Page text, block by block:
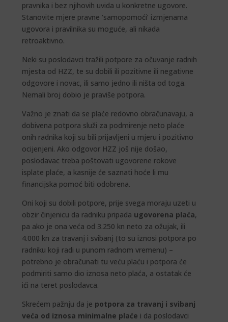
pravnika i bez njihovih uvida u konkretne ugovore.
Stanovite mjere pravne ‘samopomoći’ izmjenama
ugovora i pravilnika su moguće, ali nikada
retroaktivno.
Neki su poslodavci tražili potpore za očuvanje radnih
mjesta od HZZ, te su dobili ili pozitivne ili negativne
odgovore i novac, ili samo jedno ili ništa od toga.
Nemali broj dobio je praviše potpora.
Važno je znati da se plaće redovno obračunavaju, a
dobivena potpora služi za podmirenje neto plaće
onih radnika koji su bili prijavljeni u mjeru i pozitivno
ocijenjeni. Ako odgovor HZZ još nije došao,
poslodavac treba poštovati ugovorene rokove
isplate plaće, a kasnije će saznati hoće li mu
financijska pomoć biti odobrena.
Oni koji su dobili potpore, prije svega moraju uzeti u
obzir činjenicu da radniku pripada ugovorena plaća,
pa ako je ona veća od 3.250 kn neto za ožujak, ili
4.000 kn za travanj i svibanj (to su iznosi potpora po
radniku koji radi u punom radnom vremenu) –
potrebno je obračunati tu veću plaću i potpora će
podmiriti samo dio iznosa neto plaća, a ostatak će
ići na teret poslodavca.
Skrećem pažnju da je potpora za travanj i svibanj
veća od iznosa minimalne plaće i da poslodavci